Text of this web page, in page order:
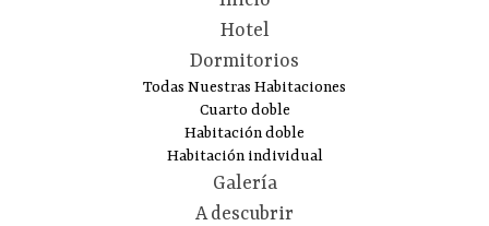
Hotel
Dormitorios
Todas Nuestras Habitaciones
Cuarto doble
Habitación doble
Habitación individual
Galería
A descubrir